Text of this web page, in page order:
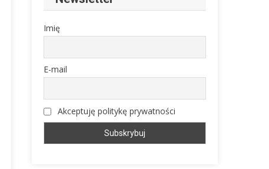
Imię
E-mail
Akceptuję politykę prywatności